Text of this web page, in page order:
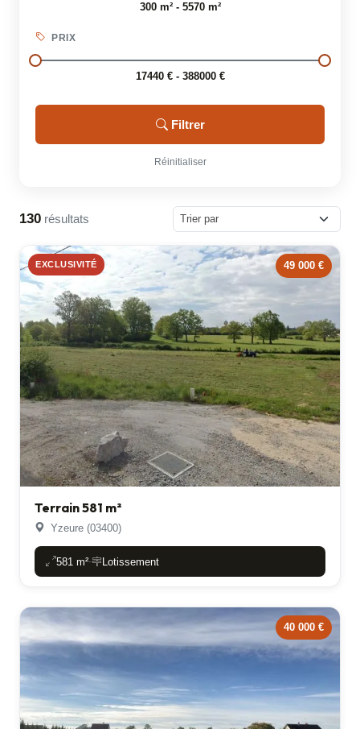
300 m² - 5570 m²
PRIX
17440 € - 388000 €
Filtrer
Réinitialiser
130 résultats
EXCLUSIVITÉ 49 000 €
Terrain 581 m²
Yzeure (03400)
581 m²- Lotissement
40 000 €